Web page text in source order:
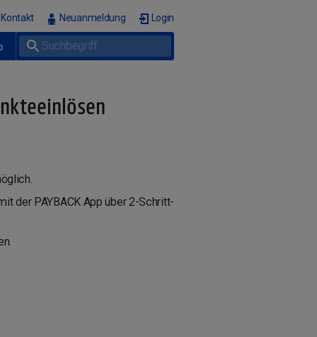
Kontakt Neuanmeldung Login
der PAYBACK App über 2-Schritt-